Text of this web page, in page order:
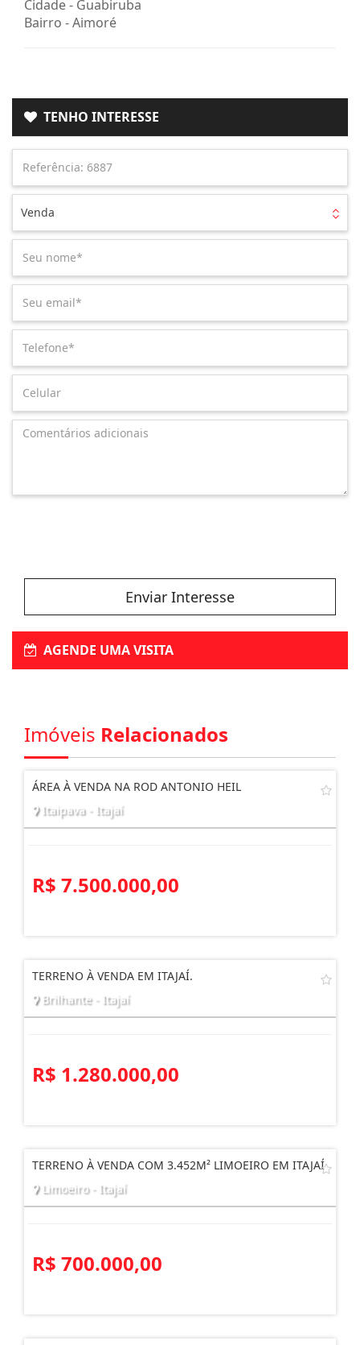
Cidade - Guabiruba
Bairro -Aimoré
TENHO INTERESSE
Venda
Enviar Interesse
AGENDE UMA VISITA
Imóveis Relacionados
ÁREA À VENDA NA ROD ANTONIO HEIL
Itaipava - Itajaí
R$ 7.500.000,00
TERRENO À VENDA EM ITAJAÍ.
Brilhante - Itajaí
R$ 1.280.000,00
TERRENO À VENDA COM 3.452M² LIMOEIRO EM ITAJAÍ
Limoeiro - Itajaí
R$ 700.000,00